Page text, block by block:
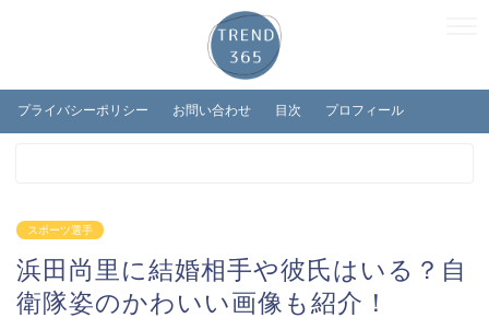
プライバシーポリシー お問い合わせ 目次 プロフィール
スポーツ選手
浜田尚里に結婚相手や彼氏はいる？自
衛隊姿のかわいい画像も紹介！